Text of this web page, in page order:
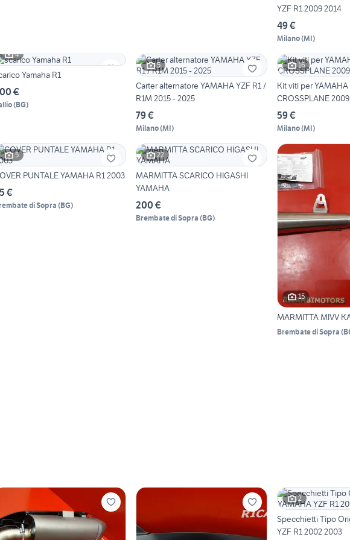
YZF R1 2009 2014
49 €
Milano(MI)
4
Yamaha R1
€
(BG)
5
Carter alternatore YAMAHA YZF R1 /
R1M 2015 - 2025
79 €
Milano(MI)
16
Kit viti per YAMAHA
CROSSPLANE
59 €
Milano(MI)
5
PUNTALE YAMAHA R1 2003
€
di Sopra (BG)
22
MARMITTA SCARICO HIGASHI
YAMAHA
200 €
Brembate di Sopra (BG)
15
MARMITTA MIVV
Brembate di Sopra (
2
Specchietti Tipo
YZF R1 2002 2003